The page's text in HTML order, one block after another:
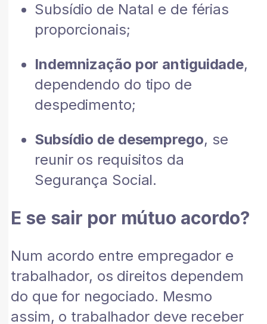
Subsídio de Natal e de férias
proporcionais;
Indemnização por antiguidade,
dependendo do tipo de
despedimento;
Subsídio de desemprego, se
reunir os requisitos da
Segurança Social.
E se sair por mútuo acordo?
Num acordo entre empregador e
trabalhador, os direitos dependem
do que for negociado. Mesmo
assim, o trabalhador deve receber